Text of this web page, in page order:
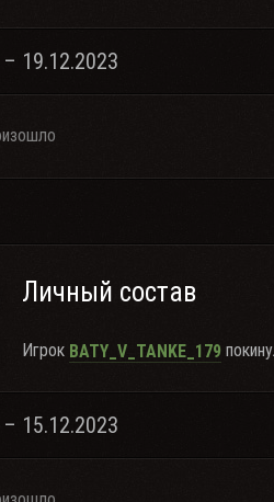
19.12.2023
Личный состав
Игрок BATY_V_TANKE_179
15.12.2023